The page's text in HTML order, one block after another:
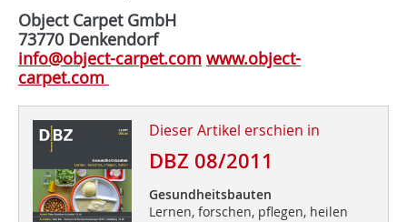
Object Carpet GmbH
73770 Denkendorf
info@object-carpet.com www.object-
carpet.com
Dieser Artikel erschien in
DBZ 08/2011
Gesundheitsbauten
Lernen, forschen, pflegen, heilen